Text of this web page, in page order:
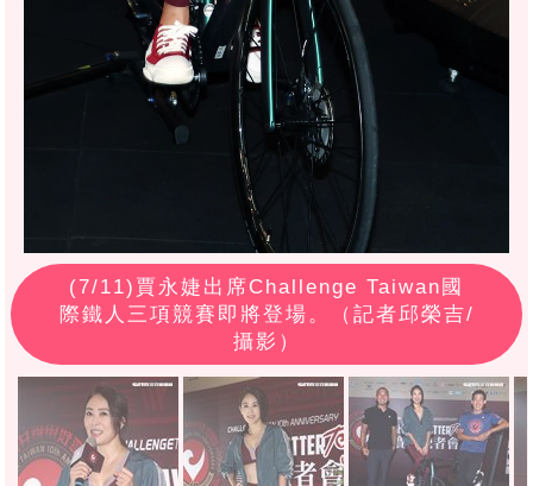
(7/11)賈永婕出席Challenge Taiwan國
際鐵人三項競賽即將登場。（記者邱榮吉/
攝影）